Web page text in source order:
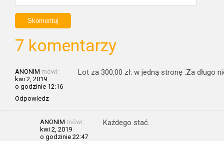
7 komentarzy
ANONIM mówi:
kwi 2, 2019
o godzinie 12:16
Odpowiedz
Lot za 300,00 zł. w jedną stronę .Za długo
ANONIM mówi:
kwi 2, 2019
o godzinie 22:47
Każdego stać.